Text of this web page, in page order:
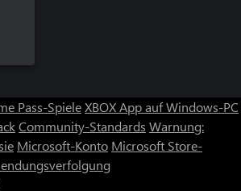
Pass-SpieleXBOX App auf Windows-PC
Community-Standards Warnung:
Microsoft-Konto Microsoft Store-